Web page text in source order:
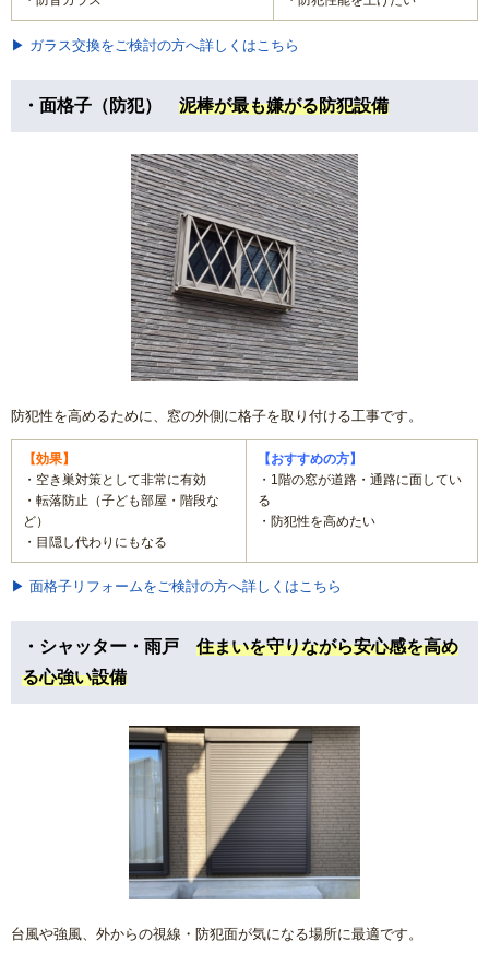
▶ ガラス交換をご検討の方へ詳しくはこちら
・面格子（防犯） 泥棒が最も嫌がる防犯設備
防犯性を高めるために、窓の外側に格子を取り付ける工事です。
【効果】
・空き巣対策として非常に有効
・転落防止（子ども部屋・階段な
ど）
・目隠し代わりにもなる
【おすすめの方】
・1階の窓が道路・通路に面してい
る
・防犯性を高めたい
▶ 面格子リフォームをご検討の方へ詳しくはこちら
・シャッター・雨戸 住まいを守りながら安心感を高め
る心強い設備
台風や強風、外からの視線・防犯面が気になる場所に最適です。